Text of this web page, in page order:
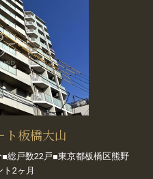
ト板橋大山
総戸数22戸■東京都板橋区熊野
2ヶ月